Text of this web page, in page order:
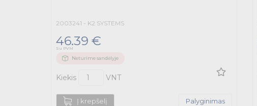
2003241 - K2 SYSTEMS
46.39 €
Su PVM
Neturime sandėlyje
Kiekis VNT
Į krepšelį Palyginimas